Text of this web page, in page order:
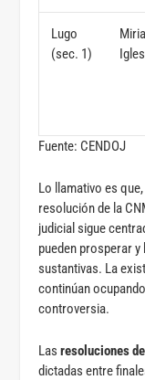
Lugo
(sec. 1)
Fuente: CENDOJ
Lo llamativo es
resolución de la
judicial sigue
pueden prosperar
sustantivas. La
continúan
controversia.
Lasresoluciones
dictadas entre